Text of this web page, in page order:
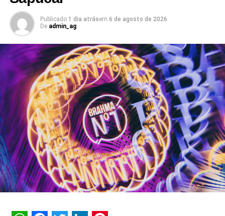
Um dos pilares do novo ecossistema é a b.ia, assistente
de inteligência artificial do banco que atinge o marco de
dez anos de operação em setembro de 2026. Com
capacidade transacional e conversacional, a plataforma
soma mais de 3 bilhões de interações históricas. No
primeiro semestre de 2026, a assistente registrou 74
milhões de interações, alcançando uma taxa de retenção
interna de 90% e índice de resolutividade de 87% nos
atendimentos.
Além da b.ia, o Meu Bradesco engloba ferramentas como
o E-agro — plataforma digital direcionada a produtores
rurais — e sistemas de recomendação de investimentos
suportados porGenAI(Inteligência Artificial Generativa),
que fornecem assessoria financeira automatizada e
Publicado 1 dia atrásem 6 de agosto de 2026
De admin_ag